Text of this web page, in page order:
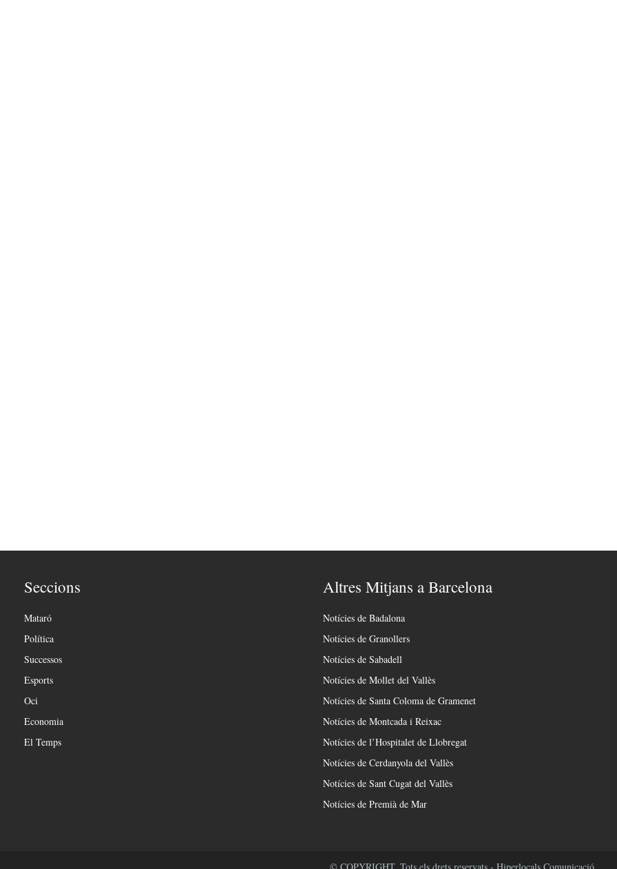
Seccions
Mataró
Política
Successos
Esports
Oci
Economia
El Temps
Altres Mitjans a Barcelona
Notícies de Badalona
Notícies de Granollers
Notícies de Sabadell
Notícies de Mollet del Vallès
Notícies de Santa Coloma de Gramenet
Notícies de Montcada i Reixac
Notícies de l’Hospitalet de Llobregat
Notícies de Cerdanyola del Vallès
Notícies de Sant Cugat del Vallès
Notícies de Premià de Mar